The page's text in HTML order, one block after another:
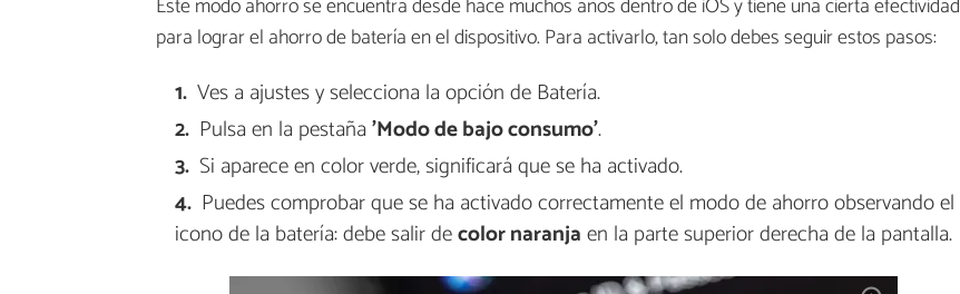
para lograr el ahorro de batería en el dispositivo. Para activarlo, tan solo debes seguir estos pasos:
Ves a ajustes y selecciona la opción de Batería.
Pulsa en la pestaña'Modo de bajo consumo'.
Si aparece en color verde, significará que se ha activado.
Puedes comprobar que se ha activado correctamente el modo de ahorro observando el
icono de la batería: debe salir decolor naranjaen la parte superior derecha de la pantalla.